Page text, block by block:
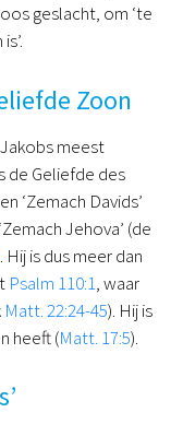
geslacht, om ‘te
Zoon
meest
de Geliefde des
‘Zemach Davids’
Jehova’ (de
Hij is dus meer dan
Psalm 110:1, waar
Matt. 22:24-45). Hij is
heeft (Matt. 17:5).